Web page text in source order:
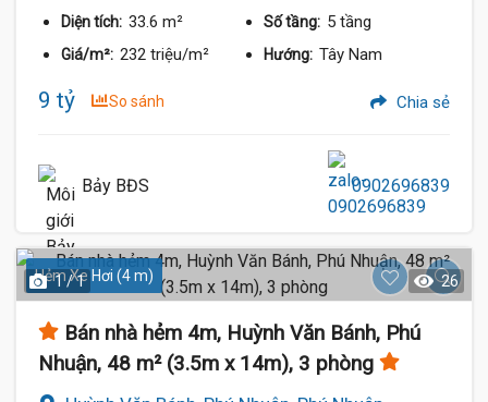
Diện tích: 33.6 m² Số tầng: 5 tầng
Giá/m²: 232 triệu/m² Hướng: Tây Nam
9 tỷ So sánh Chia sẻ
Bảy BĐS 0902696839
Hẻm Xe Hơi (4 m)
1 / 1 26
Bán nhà hẻm 4m, Huỳnh Văn Bánh, Phú
Nhuận, 48 m² (3.5m x 14m), 3 phòng